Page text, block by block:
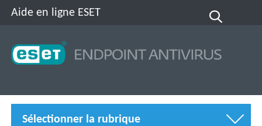
Aide en ligne ESET
Sélectionner la rubrique